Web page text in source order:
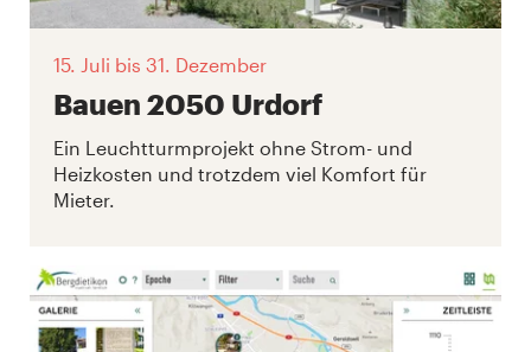
15. Juli bis 31. Dezember
Bauen 2050 Urdorf
Ein Leuchtturmprojekt ohne Strom- und
Heizkosten und trotzdem viel Komfort für
Mieter.